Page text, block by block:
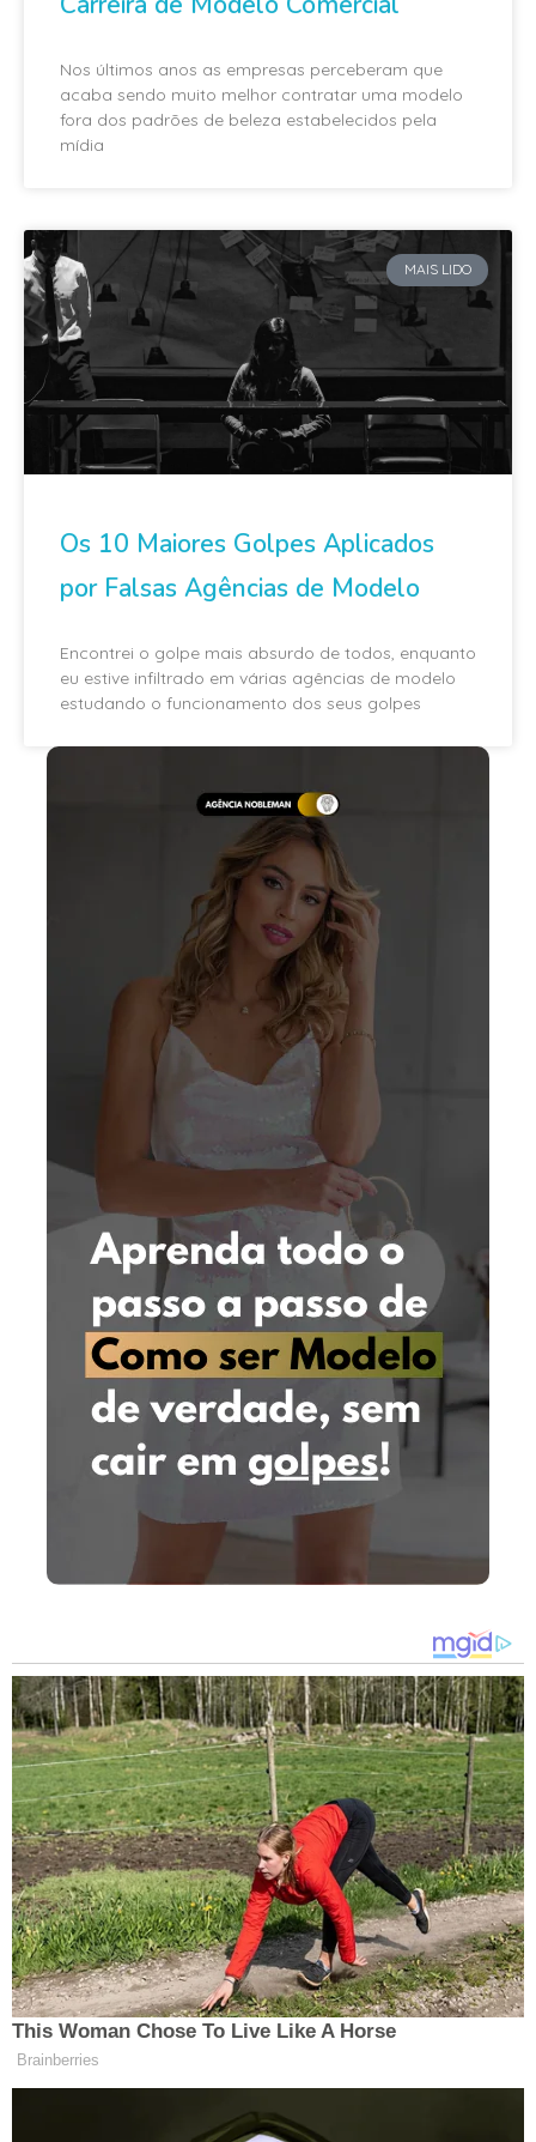
Nos últimos anos as empresas perceberam que
acaba sendo muito melhor contratar uma modelo
fora dos padrões de beleza estabelecidos pela
mídia
MAIS LIDO
Os 10 Maiores Golpes Aplicados
por Falsas Agências de Modelo
Encontrei o golpe mais absurdo de todos, enquanto
eu estive infiltrado em várias agências de modelo
estudando o funcionamento dos seus golpes